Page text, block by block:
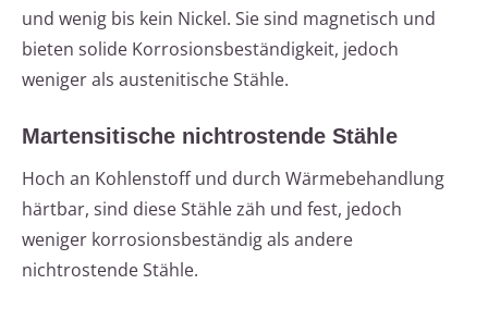
und wenig bis kein Nickel. Sie sind magnetisch und
bieten solide Korrosionsbeständigkeit, jedoch
weniger als austenitische Stähle.
Martensitische nichtrostende Stähle
Hoch an Kohlenstoff und durch Wärmebehandlung
härtbar, sind diese Stähle zäh und fest, jedoch
weniger korrosionsbeständig als andere
nichtrostende Stähle.